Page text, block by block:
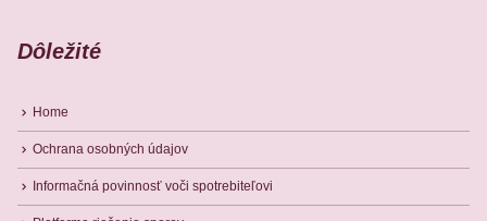
Dôležité
Home
Ochrana osobných údajov
Informačná povinnosť voči spotrebiteľovi